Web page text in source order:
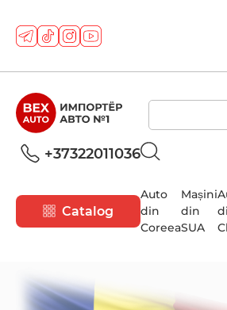
+37322011036
Catalog
Auto
din
Coreea
Mașini
din
SUA